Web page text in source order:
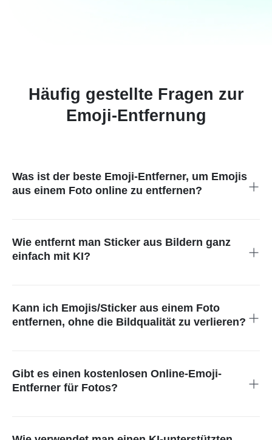
Häufig gestellte Fragen zur
Emoji-Entfernung
Was ist der beste Emoji-Entferner, um Emojis
aus einem Foto online zu entfernen?
Ergebnisse.
Wie entfernt man Sticker aus Bildern ganz
einfach mit KI?
Kann ich Emojis/Sticker aus einem Foto
entfernen, ohne die Bildqualität zu verlieren?
während des Bearbeitungsprozesses.
Gibt es einen kostenlosen Online-Emoji-
Entferner für Fotos?
keinen Download-Prozess benötigt.